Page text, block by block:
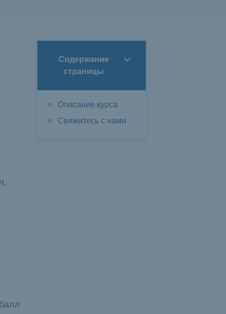
Содержание
страницы
Описание курса
Свяжитесь с нами